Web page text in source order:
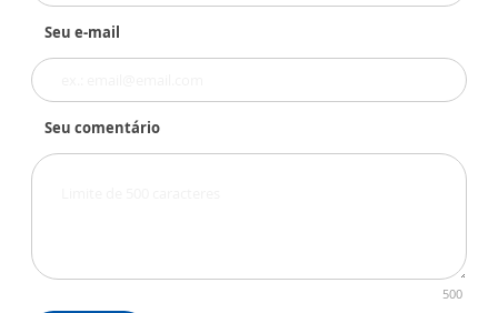
Seu e-mail
Seu comentário
500